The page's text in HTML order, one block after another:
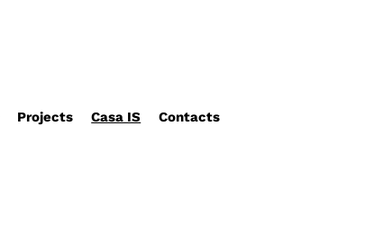
Projects Casa IS Contacts